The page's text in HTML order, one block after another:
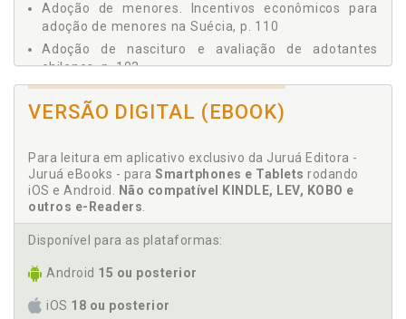
5 - Adoção cadastral e Adoção intuitu personae, p. 137
5.1 Adoção: contexto social brasileiro, p. 138
5.2 Afinidade, parentesco e inscrição, p. 141
5.5 Consentimento e indicação do adotante, p. 155
5.7 Cadastro de adotantes, p. 169
5.8 Processo de adoção de menor intuitu personae pela
Lei nº 12.010/2009, p. 177
6 - Sugestões de lege ferenda, p. 203
Conclusões, p. 209
Adoção de menores. Incentivos econômicos para
adoção de menores na Suécia, p. 110
Adoção de nascituro e avaliação de adotantes
chilenos, p. 103
Adoção independente. Agenciamento e adoção
independente nos Estados Unidos, p. 115
Discussões e convenções, p. 85
Adoçãointuitu personae e adoção cadastral, p. 137
Adoçãointuitu personae. Processo de adoção de
menor intuitu personae pela Lei nº 12.010/2009, p.
Adoção "à brasileira". Propos ta, p. 62
Adoção "pronta", p. 66
VERSÃO DIGITAL (EBOOK)
Para leitura em aplicativo exclusivo da Juruá Editora -
Juruá eBooks - para Smartphones e Tablets rodando
iOS e Android. Não compatível KINDLE, LEV, KOBO e
outros e-Readers.
Disponível para as plataformas:
Android 15 ou posterior
iOS 18 ou posterior